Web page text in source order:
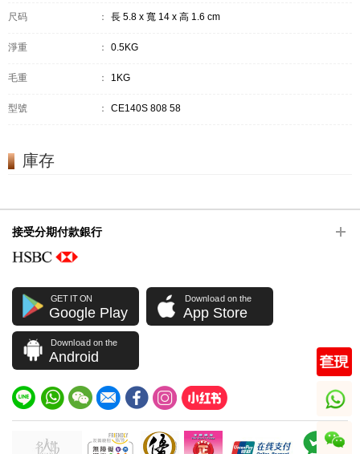
尺码 ： 長 5.8 x 寬 14 x 高 1.6 cm
淨重 ： 0.5KG
毛重 ： 1KG
型號 ： CE140S 808 58
庫存
接受分期付款銀行
GET IT ON
Google Play
Download on the
App Store
Download on the
Android
whatsapp